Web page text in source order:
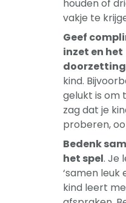
houden of
vakje te
Geef
inzet en het
kind.
gelukt is om
zag dat je
proberen,
Bedenk
het spel. Je
‘samen leuk
kind leert